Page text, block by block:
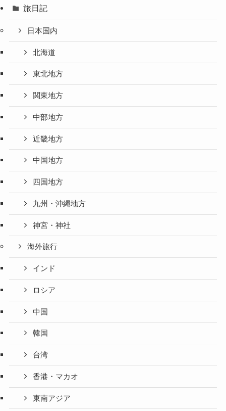
旅日記
日本国内
北海道
東北地方
関東地方
中部地方
近畿地方
中国地方
四国地方
九州・沖縄地方
神宮・神社
海外旅行
インド
ロシア
中国
韓国
台湾
香港・マカオ
東南アジア